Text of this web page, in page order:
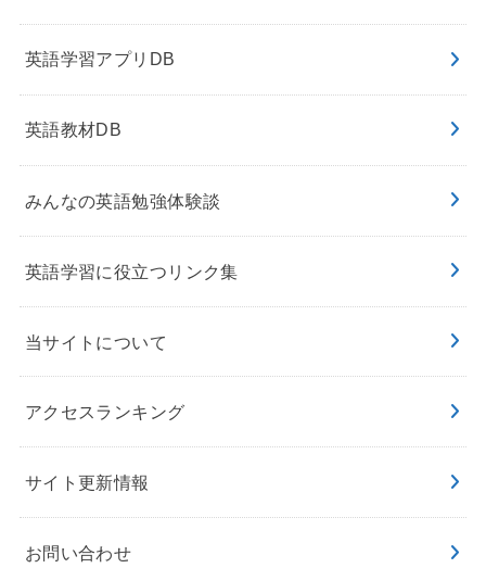
英語学習アプリDB
英語教材DB
みんなの英語勉強体験談
英語学習に役立つリンク集
当サイトについて
アクセスランキング
サイト更新情報
お問い合わせ